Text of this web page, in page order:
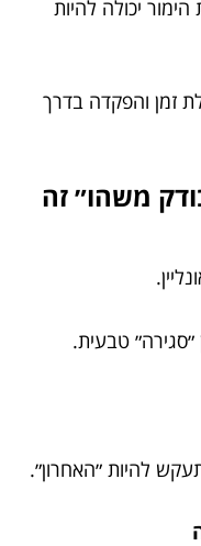
יכולה להיות
זמן והפקדה בדרך
משהו״ זה
״סגירה״ טבעית.
להיות ״האחרון״.